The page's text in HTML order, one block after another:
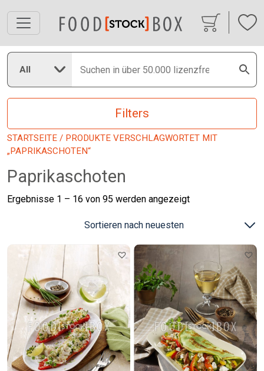
All
Filters
STARTSEITE / PRODUKTE VERSCHLAGWORTET MIT
„PAPRIKASCHOTEN“
Paprikaschoten
Ergebnisse 1 – 16 von 95 werden angezeigtNach